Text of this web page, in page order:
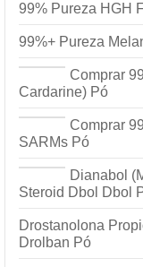
99% Pureza HGH
99%+ Pureza
Comprar
Cardarine) Pó
Comprar
SARMs Pó
Dianabol
Steroid Dbol Dbol
Drostanolona
Drolban Pó